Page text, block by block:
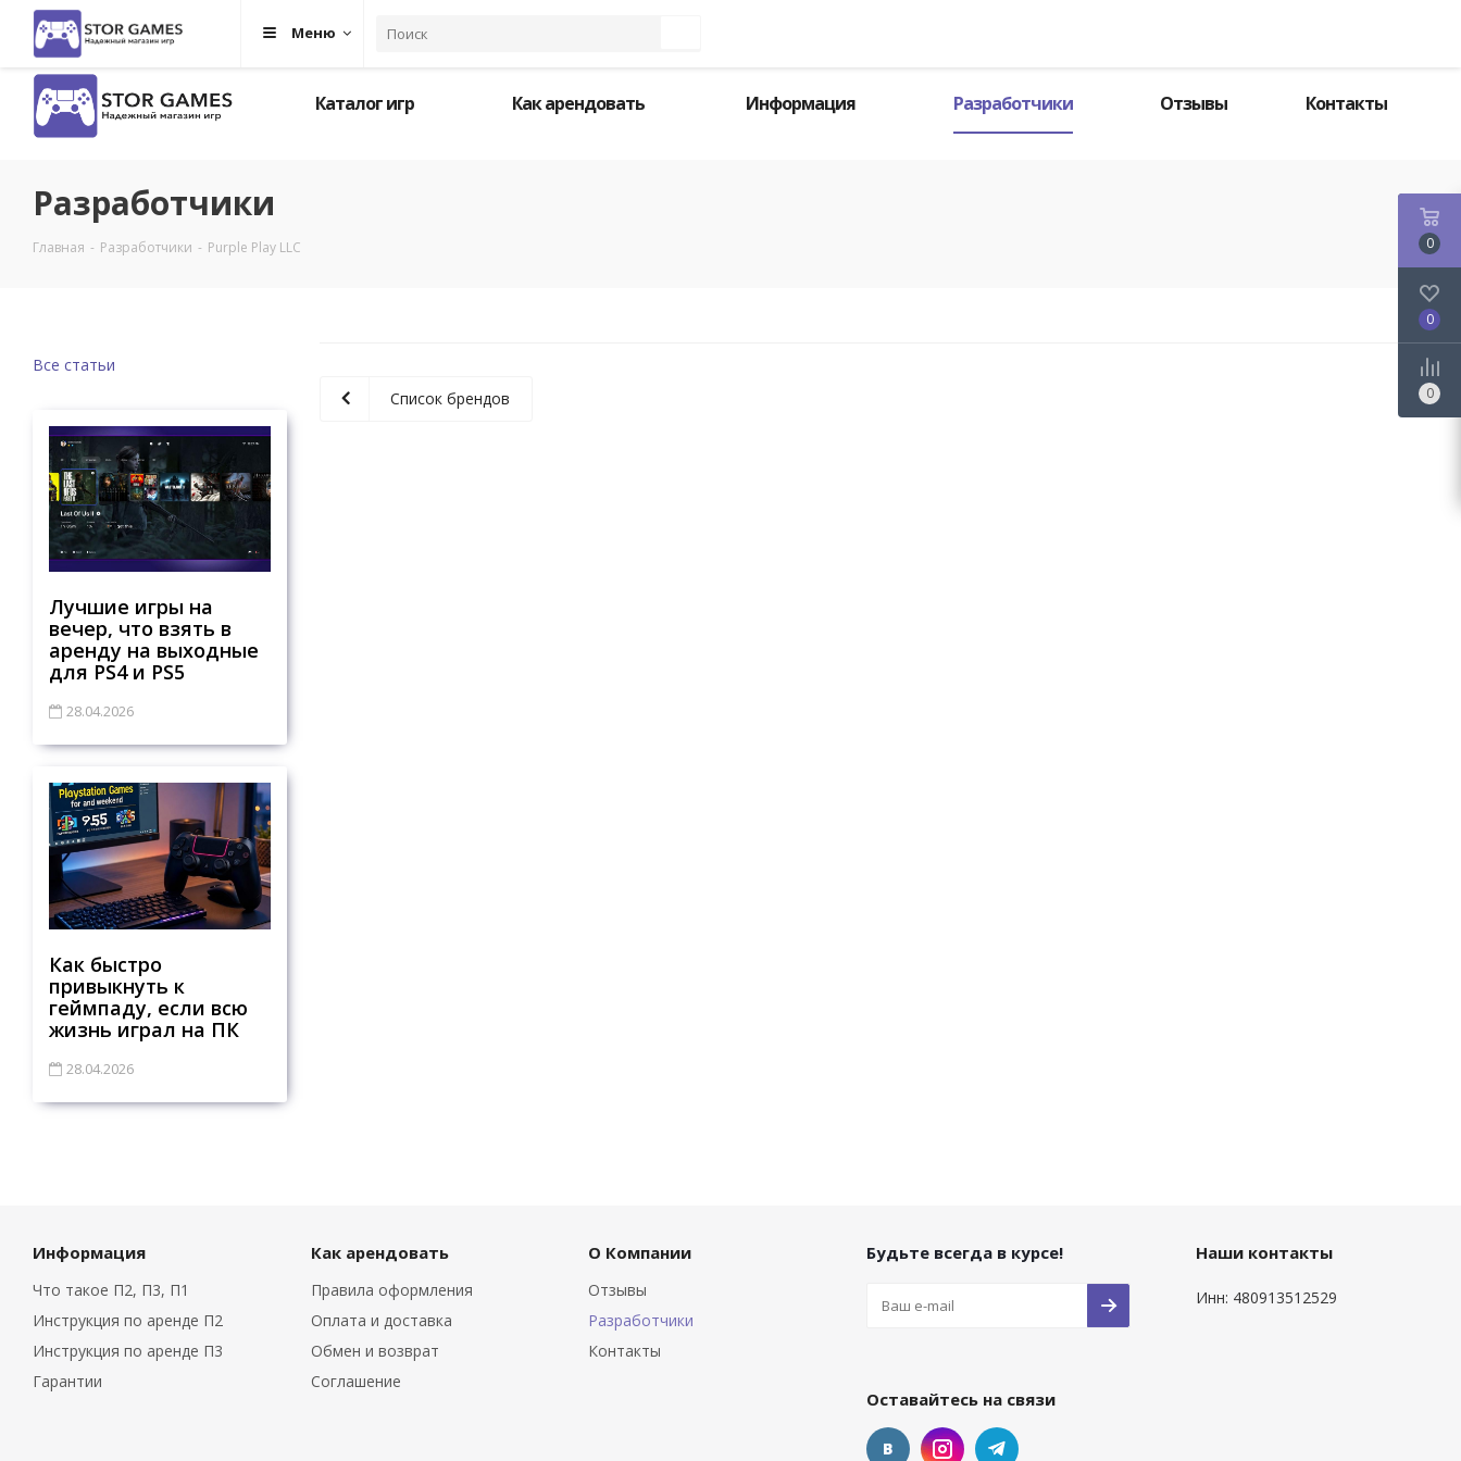
Каталог игр Как арендовать Информация Разработчики Отзывы Контакты
Меню
Разработчики
Главная - Разработчики - Purple Play LLC
Список брендов
Все статьи
Лучшие игры на
вечер, что взять в
аренду на выходные
для PS4 и PS5
28.04.2026
Как быстро
привыкнуть к
геймпаду, если всю
жизнь играл на ПК
28.04.2026
Информация
Что такое П2, П3, П1
Инструкция по аренде П2
Инструкция по аренде П3
Гарантии
Как арендовать
Правила оформления
Оплата и доставка
Обмен и возврат
Соглашение
О Компании
Отзывы
Разработчики
Контакты
Будьте всегда в курсе!
Оставайтесь на связи
Наши контакты
Инн: 480913512529
0
0
0